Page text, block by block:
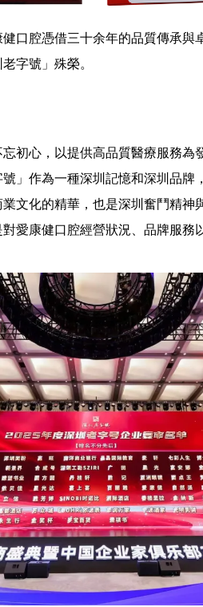
腔憑借三十余年的品質傳承與
字號」殊榮。
心，以提供高品質醫療服務為
」作為一種深圳記憶和深圳品牌
文化的精華，也是深圳奮鬥精神
愛康健口腔經營狀況、品牌服務
口無
詳情
擅長: 復雜口腔種植、美學修復
牙、微創植牙、即刻植牙、植骨